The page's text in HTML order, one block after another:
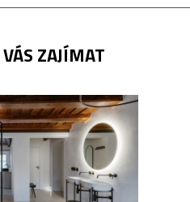
ZAJÍMAT